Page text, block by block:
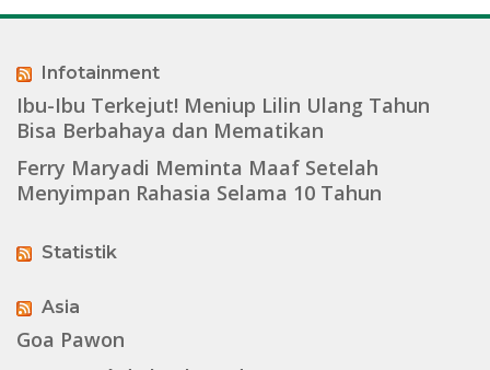
Infotainment
Ibu-Ibu Terkejut! Meniup Lilin Ulang Tahun
Bisa Berbahaya dan Mematikan
Ferry Maryadi Meminta Maaf Setelah
Menyimpan Rahasia Selama 10 Tahun
Statistik
Asia
Goa Pawon